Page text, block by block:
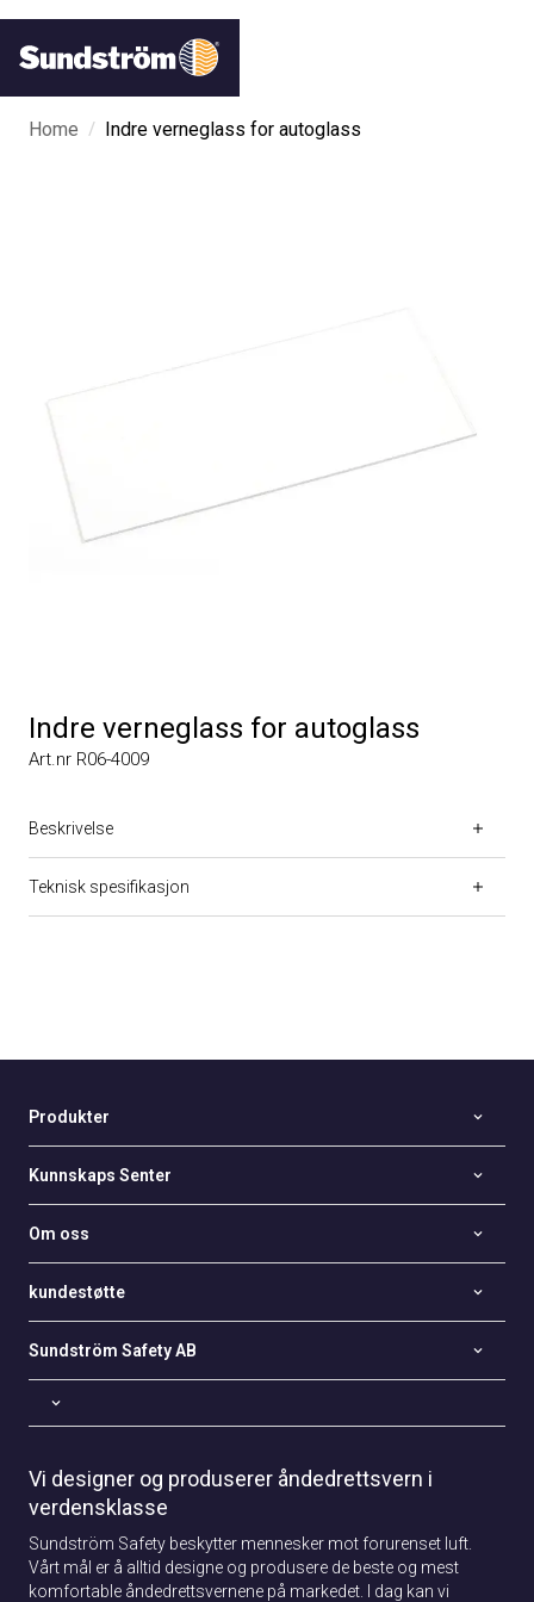
Home / Indre verneglass for autoglass
Indre verneglass for autoglass
Art.nr R06-4009
Beskrivelse
Teknisk spesifikasjon
Produkter
Kunnskaps Senter
Om oss
kundestøtte
Sundström Safety AB
Vi designer og produserer åndedrettsvern i
verdensklasse
Sundström Safety beskytter mennesker mot forurenset luft.
Vårt mål er å alltid designe og produsere de beste og mest
komfortable åndedrettsvernene på markedet. I dag kan vi